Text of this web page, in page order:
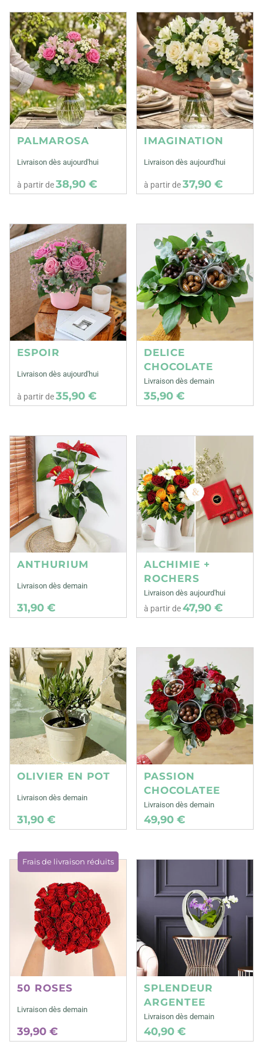
PALMAROSA
Livraison dès aujourd'hui
à partir de38,90 €
IMAGINATION
Livraison dès aujourd'hui
à partir de37,90 €
ESPOIR
Livraison dès aujourd'hui
à partir de35,90 €
DELICE
CHOCOLATE
Livraison dès demain
35,90 €
ANTHURIUM
Livraison dès demain
31,90 €
ALCHIMIE +
ROCHERS
Livraison dès aujourd'hui
à partir de47,90 €
OLIVIER EN POT
Livraison dès demain
31,90 €
PASSION
CHOCOLATEE
Livraison dès demain
49,90 €
Frais de livraison réduits
50 ROSES
Livraison dès demain
39,90 €
SPLENDEUR
ARGENTEE
Livraison dès demain
40,90 €